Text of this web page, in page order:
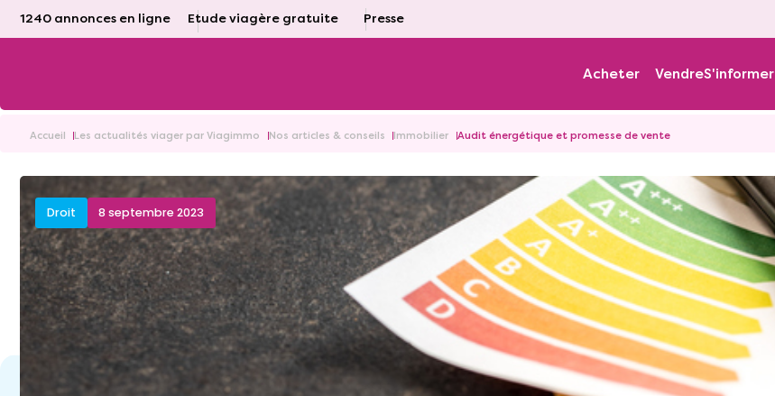
1240 annonces en ligne Etude viagère gratuite Presse
Acheter VendreS'informer
Accueil Les actualités viager par Viagimmo Nos articles & conseils Immobilier Audit énergétique et promesse de vente
Droit 8 septembre 2023